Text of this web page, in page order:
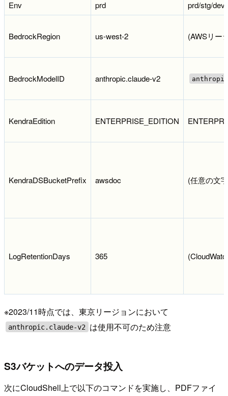
Env prd prd/stg/dev
BedrockRegion us-west-2 (AWSリー
BedrockModelID anthropic.claude-v2
KendraEdition ENTERPRISE_EDITION
KendraDSBucketPrefix awsdoc (任意の文
LogRetentionDays 365
※2023/11時点では、東京リージョンにおいて
anthropic.claude-v2 は使用不可のため注意
S3バケットへのデータ投入
次にCloudShell上で以下のコマンドを実施し、PDFファイ